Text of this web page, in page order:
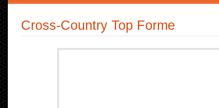
Cross-Country Top Forme